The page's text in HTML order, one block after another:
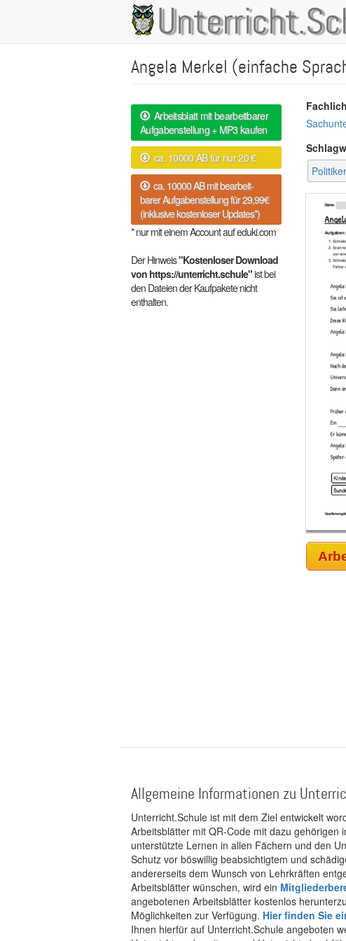
Main
navigation
Angela Merkel (einfache
Arbeitsblatt mit bearbeitbarer
Aufgabenstellung + MP3 kaufen
ca. 10000 AB für nur 20 €
ca. 10000 AB mit bearbeit-
barer Aufgabenstellung für 29,99€
(inklusive kostenloser Updates*)
* nur mit einem Account auf eduki.com
Der Hinweis"Kostenloser Download
von https://unterricht.schule"ist bei
den Dateien der Kaufpakete nicht
enthalten.
Allgemeine Informationen zu
Unterricht.Schule ist mit dem Ziel entwickelt
Arbeitsblätter mit QR-Code mit dazu
unterstützte Lernen in allen Fächern und den
Schutz vor böswillig beabsichtigtem und
andererseits dem Wunsch von Lehrkräften
Arbeitsblätter wünschen, wird ein
angebotenen Arbeitsblätter kostenlos
Möglichkeiten zur Verfügung. Hier finden Sie
Ihnen hierfür auf Unterricht.Schule angeboten